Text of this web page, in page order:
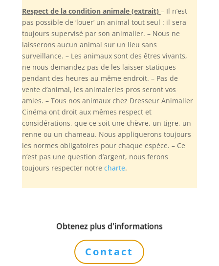
Respect de la condition animale (extrait) – Il n’est
pas possible de ‘louer’ un animal tout seul : il sera
toujours supervisé par son animalier. – Nous ne
laisserons aucun animal sur un lieu sans
surveillance. – Les animaux sont des êtres vivants,
ne nous demandez pas de les laisser statiques
pendant des heures au même endroit. – Pas de
vente d’animal, les animaleries pros seront vos
amies. – Tous nos animaux chez Dresseur Animalier
Cinéma ont droit aux mêmes respect et
considérations, que ce soit une chèvre, un tigre, un
renne ou un chameau. Nous appliquerons toujours
les normes obligatoires pour chaque espèce. – Ce
n’est pas une question d’argent, nous ferons
toujours respecter notre charte.
Obtenez plus d'informations
Contact